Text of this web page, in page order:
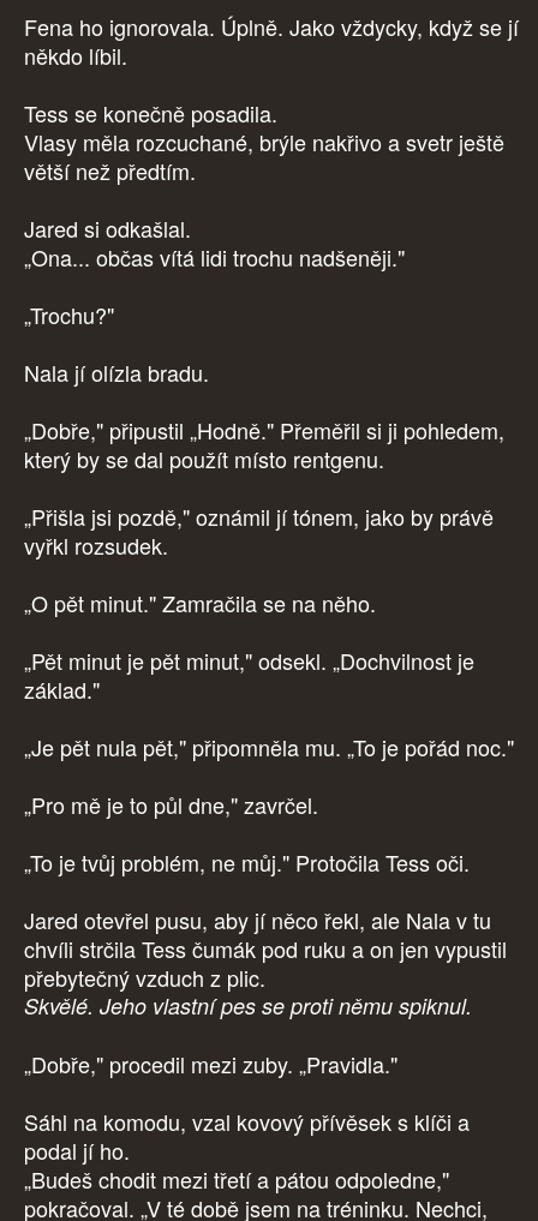
Fena ho ignorovala. Úplně. Jako vždycky, když se jí
někdo líbil.
Tess se konečně posadila.
Vlasy měla rozcuchané, brýle nakřivo a svetr ještě
větší než předtím.
Jared si odkašlal.
„Ona... občas vítá lidi trochu nadšeněji."
„Trochu?"
Nala jí olízla bradu.
„Dobře," připustil „Hodně." Přeměřil si ji pohledem,
který by se dal použít místo rentgenu.
„Přišla jsi pozdě," oznámil jí tónem, jako by právě
vyřkl rozsudek.
„O pět minut." Zamračila se na něho.
„Pět minut je pět minut," odsekl. „Dochvilnost je
základ."
„Je pět nula pět," připomněla mu. „To je pořád noc."
„Pro mě je to půl dne," zavrčel.
„To je tvůj problém, ne můj." Protočila Tess oči.
Jared otevřel pusu, aby jí něco řekl, ale Nala v tu
chvíli strčila Tess čumák pod ruku a on jen vypustil
přebytečný vzduch z plic.
Skvělé. Jeho vlastní pes se proti němu spiknul.
„Dobře," procedil mezi zuby. „Pravidla."
Sáhl na komodu, vzal kovový přívěsek s klíči a
podal jí ho.
„Budeš chodit mezi třetí a pátou odpoledne,"
pokračoval. „V té době jsem na tréninku. Nechci,